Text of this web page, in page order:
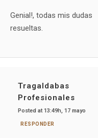
Genial!, todas mis dudas
resueltas.
Tragaldabas
Profesionales
Posted at 13:49h, 17 mayo
RESPONDER